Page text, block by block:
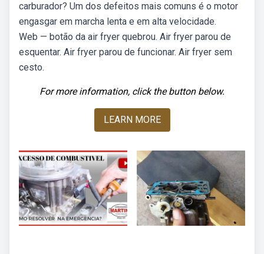
carburador? Um dos defeitos mais comuns é o motor
engasgar em marcha lenta e em alta velocidade.
Web — botão da air fryer quebrou. Air fryer parou de
esquentar. Air fryer parou de funcionar. Air fryer sem
cesto.
For more information, click the button below.
LEARN MORE